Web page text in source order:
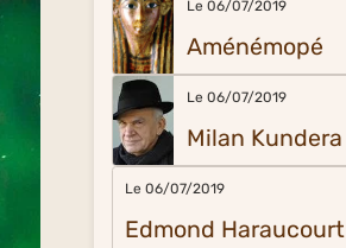
Le 06/07/2019
Aménémopé
Le 06/07/2019
Milan Kundera
Le 06/07/2019
Edmond Haraucourt